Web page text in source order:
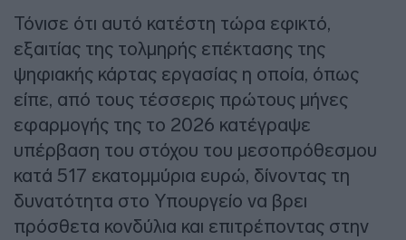
Τόνισε ότι αυτό κατέστη τώρα εφικτό,
εξαιτίας της τολμηρής επέκτασης της
ψηφιακής κάρτας εργασίας η οποία, όπως
είπε, από τους τέσσερις πρώτους μήνες
εφαρμογής της το 2026 κατέγραψε
υπέρβαση του στόχου του μεσοπρόθεσμου
κατά 517 εκατομμύρια ευρώ, δίνοντας τη
δυνατότητα στο Υπουργείο να βρει
πρόσθετα κονδύλια και επιτρέποντας στην